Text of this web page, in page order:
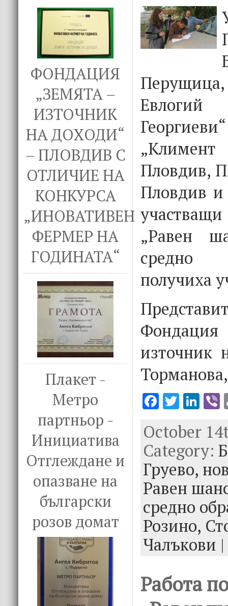
ФОНДАЦИЯ
„ЗЕМЯТА –
ИЗТОЧНИК
НА ДОХОДИ“
– ПЛОВДИВ С
ОТЛИЧИЕ НА
КОНКУРСА
„ИНОВАТИВЕН
ФЕРМЕР НА
ГОДИНАТА“
Плакет -
Метро
партньор -
Инициатива
Отглеждане и
опазване на
български
розов домат
Пловдив,
Пловдив
„Равен
средно
получиха
източник
F
e
b
o
o
k
T
it
te
r
Li
k
e
dI
n
October
Category:
Груево,
Равен
средно
Розино,
Чалъкови |
Работа